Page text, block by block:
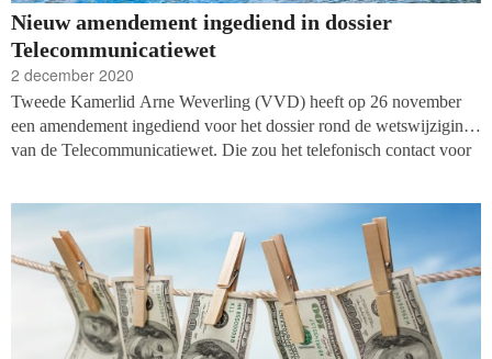
Nieuw amendement ingediend in dossier
Telecommunicatiewet
2 december 2020
Tweede Kamerlid Arne Weverling (VVD) heeft op 26 november
een amendement ingediend voor het dossier rond de wetswijziging
van de Telecommunicatiewet. Die zou het telefonisch contact voor
hebben gegeven benaderd kunnen worden ‘dient te worden
voorgehangen aan beide Kamers’.